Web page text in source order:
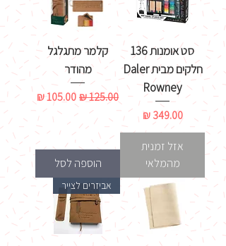
סט אומנות 136
חלקים מבית Daler
Rowney
מחיר‏349.00 ‏₪
אזל זמנית
מהמלאי
קלמר מתגלגל
מהודר
מחיר רגיל מחיר מבצע
הוספה לסל
אביזרים לצייר